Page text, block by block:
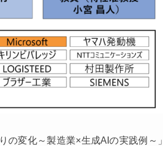
変化～製造業×生成AIの実践例～」